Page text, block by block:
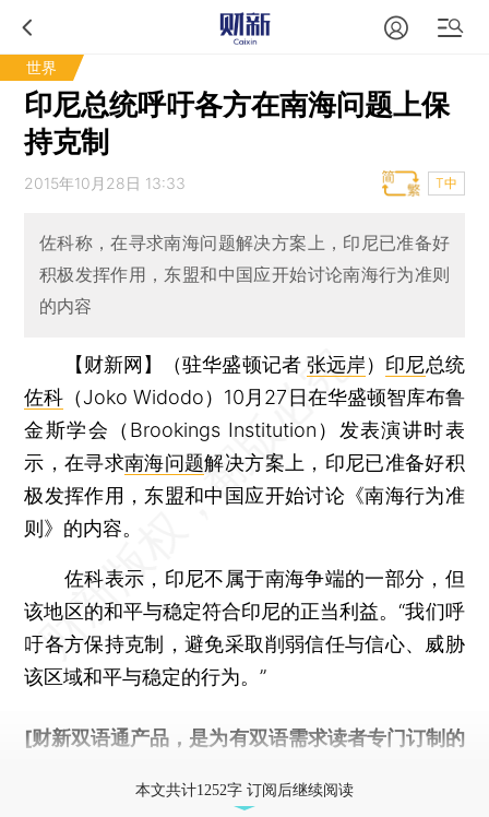
世界
印尼总统呼吁各方在南海问题上保
持克制
2015年10月28日 13:33 T中
佐科称，在寻求南海问题解决方案上，印尼已准备好
积极发挥作用，东盟和中国应开始讨论南海行为准则
的内容
【财新网】（驻华盛顿记者 张远岸） 印尼总统
佐科 （Joko Widodo）10月27日在华盛顿智库布鲁
金斯学会（Brookings Institution）发表演讲时表
示，在寻求南海问题解决方案上，印尼已准备好积
极发挥作用，东盟和中国应开始讨论《南海行为准
则》的内容。
佐科表示，印尼不属于南海争端的一部分，但
该地区的和平与稳定符合印尼的正当利益。“我们呼
吁各方保持克制，避免采取削弱信任与信心、威胁
该区域和平与稳定的行为。”
[财新双语通产品，是为有双语需求读者专门订制的
本文共计1252字 订阅后继续阅读